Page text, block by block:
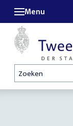
Zoeken
Menu